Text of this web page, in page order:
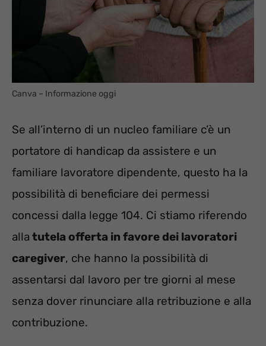
Canva – Informazione oggi
Se all’interno di un nucleo familiare c’è un
portatore di handicap da assistere e un
familiare lavoratore dipendente, questo ha la
possibilità di beneficiare dei permessi
concessi dalla legge 104. Ci stiamo riferendo
alla tutela offerta in favore dei lavoratori
caregiver, che hanno la possibilità di
assentarsi dal lavoro per tre giorni al mese
senza dover rinunciare alla retribuzione e alla
contribuzione.